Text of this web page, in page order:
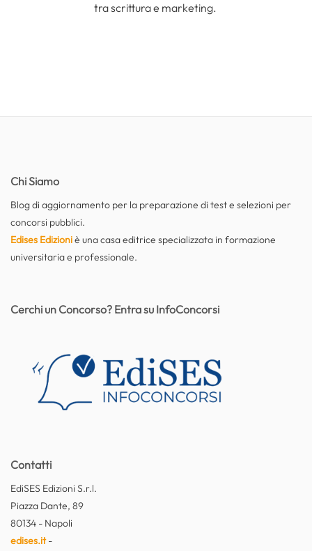
tra scrittura e marketing.
Chi Siamo
Blog di aggiornamento per la preparazione di test e selezioni per
concorsi pubblici.
Edises Edizioniè una casa editrice specializzata in formazione
universitaria e professionale.
Contatti
EdiSES Edizioni S.r.l.
Piazza Dante, 89
80134 - Napoli
edises.it-
Cerchi un Concorso? Entra su InfoConcorsi